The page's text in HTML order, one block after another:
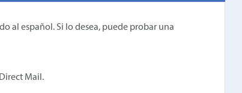
al español. Si lo desea, puede probar una
Mail.